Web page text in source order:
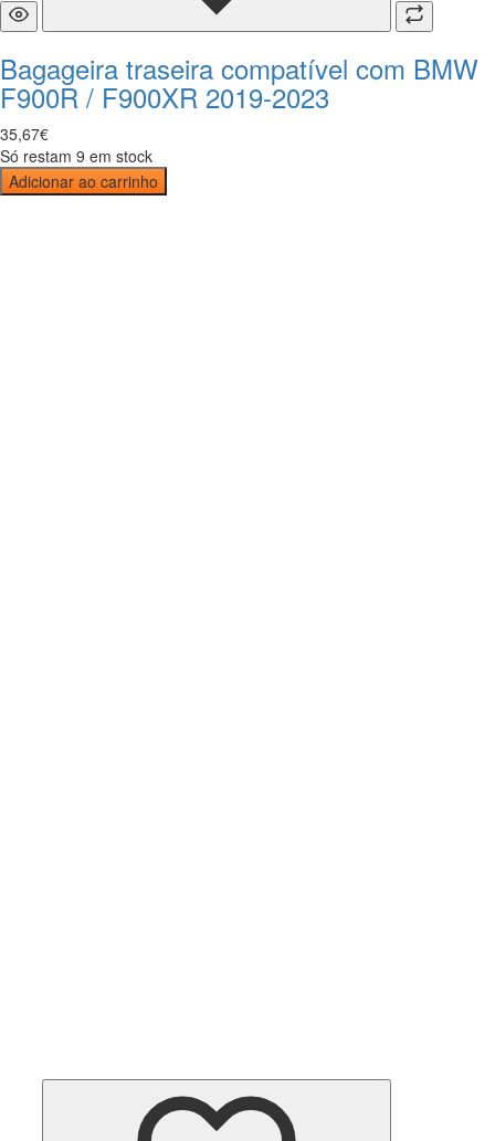
Bagageira traseira compatível com BMW
F900R / F900XR 2019-2023
35,67€
Só restam 9 em stock
Adicionar ao carrinho